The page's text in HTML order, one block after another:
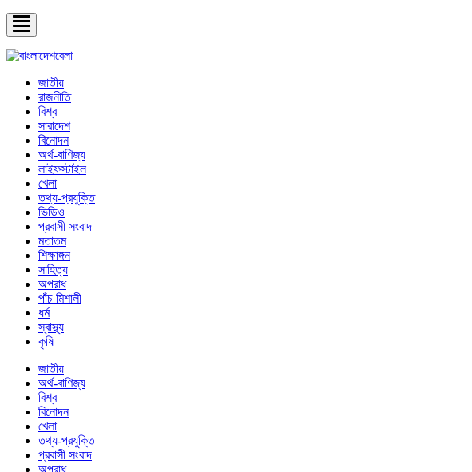
জাতীয়
রাজনীতি
বিশ্ব
সারাদেশ
বিনোদন
অর্থ-বাণিজ্য
লাইফস্টাইল
খেলা
তথ্য-প্রযুক্তি
ভিডিও
প্রবাসী সংবাদ
মতাতম
শিক্ষাঙ্গন
সাহিত্য
অপরাধ
পাঁচ মিশালী
ধর্ম
স্বাস্থ্য
কৃষি
জাতীয়
অর্থ-বাণিজ্য
বিশ্ব
বিনোদন
খেলা
তথ্য-প্রযুক্তি
প্রবাসী সংবাদ
অপরাধ